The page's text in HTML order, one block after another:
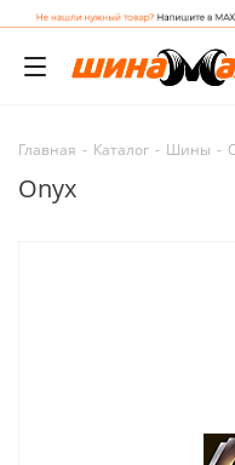
Главная - Каталог - Шины -
Onyx